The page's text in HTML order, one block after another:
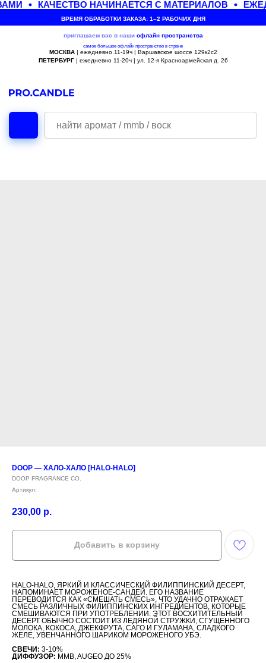
КАЧЕСТВО НАЧИНАЕТСЯ С МАТЕРИАЛОВ
ВРЕМЯ ОБРАБОТКИ ЗАКАЗА: 1–2 РАБОЧИХ ДНЯ
приглашаем вас в наши офлайн пространства
самое большое офлайн пространство в стране
МОСКВА| ежедневно 11-19ч | Варшавское шоссе 129к2с2
ПЕТЕРБУРГ| ежедневно 11-20ч | ул. 12-я Красноармейская д. 26
DOOP — ХАЛО-ХАЛО [HALO-HALO]
DOOP FRAGRANCE CO.
Артикул:
230,00 р.
Добавить в корзину
HALO-HALO, ЯРКИЙ И КЛАССИЧЕСКИЙ ФИЛИППИНСКИЙ ДЕСЕРТ,
НАПОМИНАЕТ МОРОЖЕНОЕ-САНДЕЙ. ЕГО НАЗВАНИЕ
ПЕРЕВОДИТСЯ КАК «СМЕШАТЬ СМЕСЬ», ЧТО УДАЧНО ОТРАЖАЕТ
СМЕСЬ РАЗЛИЧНЫХ ФИЛИППИНСКИХ ИНГРЕДИЕНТОВ, КОТОРЫЕ
СМЕШИВАЮТСЯ ПРИ УПОТРЕБЛЕНИИ. ЭТОТ ВОСХИТИТЕЛЬНЫЙ
ДЕСЕРТ ОБЫЧНО СОСТОИТ ИЗ ЛЕДЯНОЙ СТРУЖКИ, СГУЩЕННОГО
МОЛОКА, КОКОСА, ДЖЕКФРУТА, САГО И ГУЛАМАНА, СЛАДКОГО
ЖЕЛЕ, УВЕНЧАННОГО ШАРИКОМ МОРОЖЕНОГО УБЭ.
СВЕЧИ: 3-10%
ДИФФУЗОР: MMB, AUGEO ДО 25%